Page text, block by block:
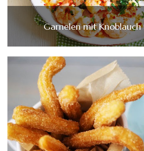
Garnelen mit Knoblauch